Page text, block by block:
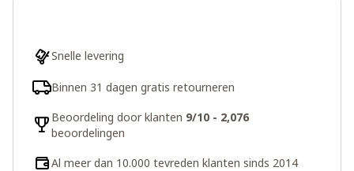
Snelle levering
Binnen 31 dagen gratis retourneren
Beoordeling door klanten 9/10 - 2,076
beoordelingen
Al meer dan 10.000 tevreden klanten sinds 2014